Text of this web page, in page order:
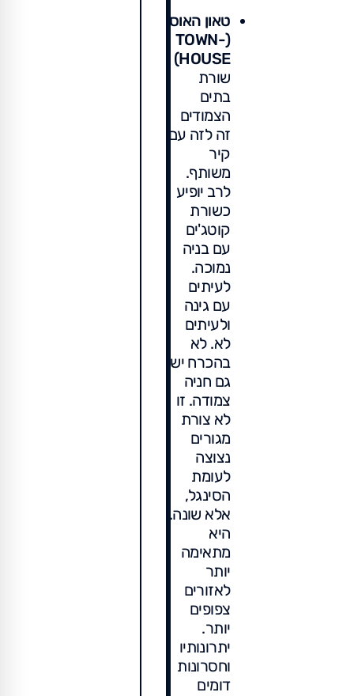
טאון האוס
(TOWN-
HOUSE)
שורת
בתים
הצמודים
זה לזה עם
קיר
משותף.
לרב יופיע
כשורת
קוטג'ים
עם בניה
נמוכה.
לעיתים
עם גינה
ולעיתים
לא. לא
בהכרח יש
גם חניה
צמודה. זו
לא צורת
מגורים
נצוצה
לעומת
הסינגל,
אלא שונה.
היא
מתאימה
יותר
לאזורים
צפופים
יותר.
יתרונותיו
וחסרונות
דומים